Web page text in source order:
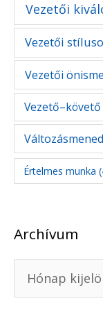
Vezetői
Vezetői
Vezetői
Értelmes munka
Archívum